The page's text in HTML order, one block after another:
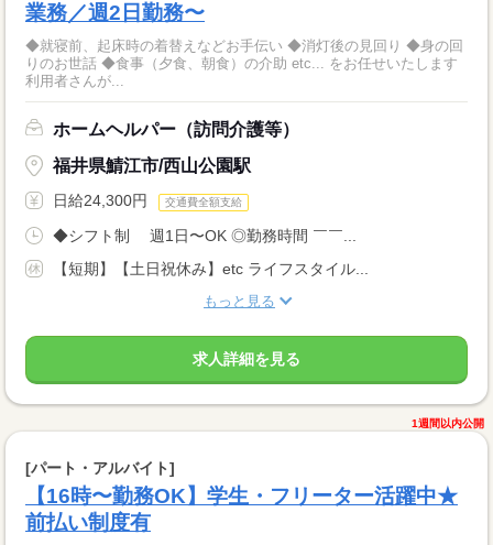
業務／週2日勤務〜
◆就寝前、起床時の着替えなどお手伝い ◆消灯後の見回り ◆身の回
りのお世話 ◆食事（夕食、朝食）の介助 etc... をお任せいたします
利用者さんが...
ホームヘルパー（訪問介護等）
福井県鯖江市/西山公園駅
日給24,300円 交通費全額支給
◆シフト制 週1日〜OK ◎勤務時間 ￣￣...
【短期】【土日祝休み】etc ライフスタイル...
もっと見る
求人詳細を見る
1週間以内公開
[パート・アルバイト]
【16時〜勤務OK】学生・フリーター活躍中★
前払い制度有